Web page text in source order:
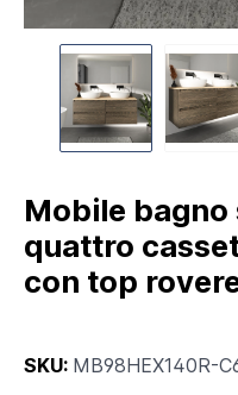
Mobile bagno
quattro
con top
SKU: MB98HEX140R-